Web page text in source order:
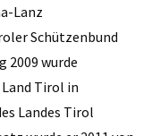
Lanz
Schützenbund
2009 wurde
Tirol in
Landes Tirol